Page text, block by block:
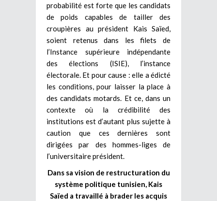
probabilité est forte que les candidats
de poids capables de tailler des
croupières au président Kais Saïed,
soient retenus dans les filets de
l’Instance supérieure indépendante
des élections (ISIE), l’instance
électorale. Et pour cause : elle a édicté
les conditions, pour laisser la place à
des candidats motards. Et ce, dans un
contexte où la crédibilité des
institutions est d’autant plus sujette à
caution que ces dernières sont
dirigées par des hommes-liges de
l’universitaire président.
Dans sa vision de restructuration du
système politique tunisien, Kais
Saïed a travaillé à brader les acquis